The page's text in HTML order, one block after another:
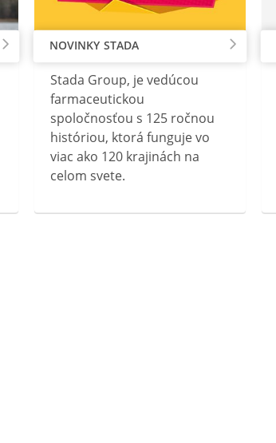
NOVINKY STADA
Stada Group, je vedúcou
farmaceutickou
spoločnosťou s 125 ročnou
históriou, ktorá funguje vo
viac ako 120 krajinách na
celom svete.